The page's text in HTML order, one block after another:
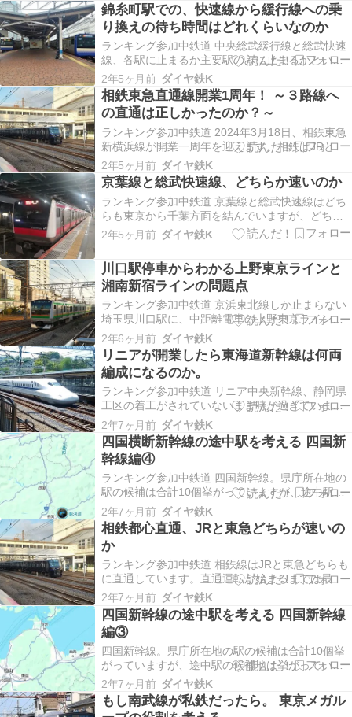
錦糸町駅での、快速線から緩行線への乗
り換えの待ち時間はどれくらいなのか
ランキング参加中鉄道 中央総武緩行線と総武快速
線、各駅に止まるか主要駅のみに止まるかという
違いもありますが、錦糸町駅で枝分かれするため
行き先が違うということも挙げられます。緩行線
は錦糸町駅を出た後、両国、浅草橋、秋葉原、お
茶の水と止まり中央線の緩行線となりますが、一
方快速線は錦糸…
2年5ヶ月前 ダイヤ鉄K
相鉄東急直通線開業1周年！ ～３路線へ
の直通は正しかったのか？～
ランキング参加中鉄道 2024年3月18日、相鉄東急
新横浜線が開業一周年を迎えます。相鉄はJRと東
急２つの路線で都心直通を行うようになったので
す。直通が始まる前までは関東の大手私鉄の中で
唯一都心へ乗り入れていなかったので、相鉄の悲
願が達成したことになります。東急線への直通
は、日吉…
2年5ヶ月前 ダイヤ鉄K
京葉線と総武快速線、どちらか速いのか
ランキング参加中鉄道 京葉線と総武快速線はどち
らも東京から千葉方面を結んでいますが、どちら
か速いのでしょうか。「速い」といっても定義は
たくさんあります。最高速度なのか、平均速度な
るのは所要時間なので、京葉線と総武快速線の所
要時間の差を見…
2年5ヶ月前 ダイヤ鉄K
川口駅停車からわかる上野東京ラインと
湘南新宿ラインの問題点
ランキング参加中鉄道 京浜東北線しか止まらない
埼玉県川口駅に、中距離電車の上野東京ラインが
停車する見通しとなりました。この停車の議論は
以前から行われているものの、停車が決定するこ
とはないのではと多くの人が考えていたと思いま
す。そう考えられる理由として、京浜東北線との
遠近分離を行う…
2年6ヶ月前 ダイヤ鉄K
リニアが開業したら東海道新幹線は何両
編成になるのか。
ランキング参加中鉄道 リニア中央新幹線、静岡県
工区の着工がされていないまま時が過ぎています
が、2027年度以降に開通することになっていま
す。そして大阪まで延伸開業すれば、東京～名古
屋・大阪間のお客さんの一部が中央新幹線に移る
ことになります。よって東海道新幹線でひかりや
こだまが増発…
2年7ヶ月前 ダイヤ鉄K
四国横断新幹線の途中駅を考える 四国新
幹線編④
ランキング参加中鉄道 四国新幹線。県庁所在地の
駅の候補は合計10個挙がっていますが、途中駅の
候補地は挙がっていません。そこで今回は、岡山
から高知を結ぶ四国横断新幹線の途中駅を考えて
みます。なお徳島から松山を結ぶ四国新幹線の途
中駅については、前回のブログで考察していま
す。そちらが前…
2年7ヶ月前 ダイヤ鉄K
相鉄都心直通、JRと東急どちらが速いの
か
ランキング参加中鉄道 相鉄線はJRと東急どちらも
に直通しています。直通運転が始まるまでは最大
のターミナルが横浜で都心乗り入れしていなかっ
たのですが、その悲願が叶ったことになります。
ですがJR線の直通ルートの地図を見てみると、だ
いぶ遠回りなように思えます。だから今回は、JR
線と東急…
2年7ヶ月前 ダイヤ鉄K
四国新幹線の途中駅を考える 四国新幹線
編③
四国新幹線。県庁所在地の駅の候補は合計10個挙
がっていますが、途中駅の候補地は挙がっていま
せん。そこで今回は、徳島から松山を結ぶ「四国
横断新幹線」ではない方の四国新幹線の途中駅を
考えてみます。 ホームページから読み取れるこ
2年7ヶ月前 ダイヤ鉄K
もし南武線が私鉄だったら。 東京メガル